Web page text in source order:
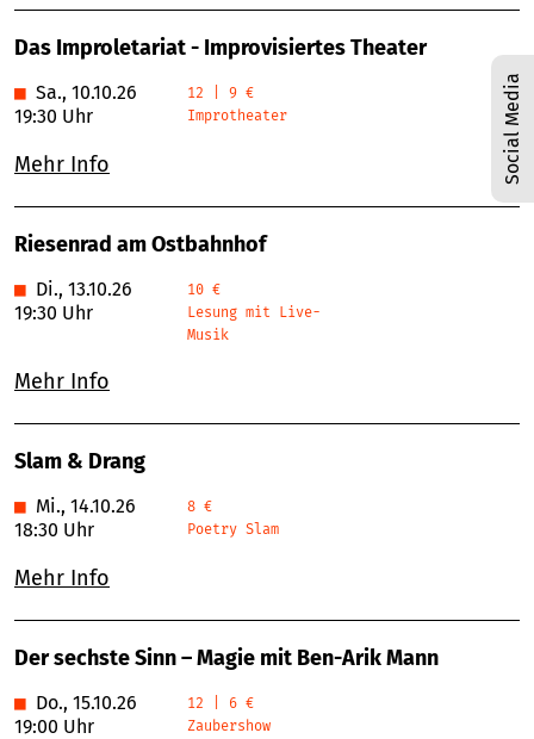
Social Media
Das Improletariat - Improvisiertes Theater
■ Sa., 10.10.26
19:30 Uhr
12 | 9 €
Improtheater
Mehr Info
Riesenrad am Ostbahnhof
■ Di., 13.10.26
19:30 Uhr
10 €
Lesung mit Live-
Musik
Mehr Info
Slam & Drang
■ Mi., 14.10.26
18:30 Uhr
8 €
Poetry Slam
Mehr Info
Der sechste Sinn – Magie mit Ben-Arik Mann
■ Do., 15.10.26
19:00 Uhr
12 | 6 €
Zaubershow